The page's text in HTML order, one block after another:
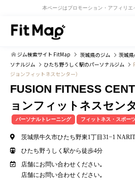
本ページはプロモーション・アフィリエ
ジム検索サイト FitMap 茨城県のジム 茨城県
ソナルジム
ひたち野うしく駅のパーソナルジム
ジョンフィットネスセンター）
FUSION FITNESS
ョンフィットネスセンタ
パーソナルトレーニング フィットネス・スポー
茨城県牛久市ひたち野東1丁目31−1
ひたち野うしく駅から徒歩4分
店舗にお問い合わせください｡
店舗にお問い合わせください｡